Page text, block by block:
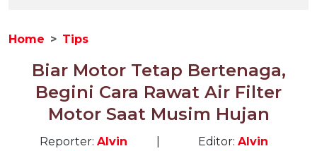
Home Tips
Biar Motor Tetap Bertenaga,
Begini Cara Rawat Air Filter
Motor Saat Musim Hujan
Reporter: Alvin
Editor:Alvin